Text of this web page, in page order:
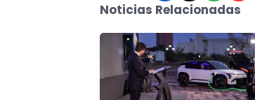
Noticias Relacionadas